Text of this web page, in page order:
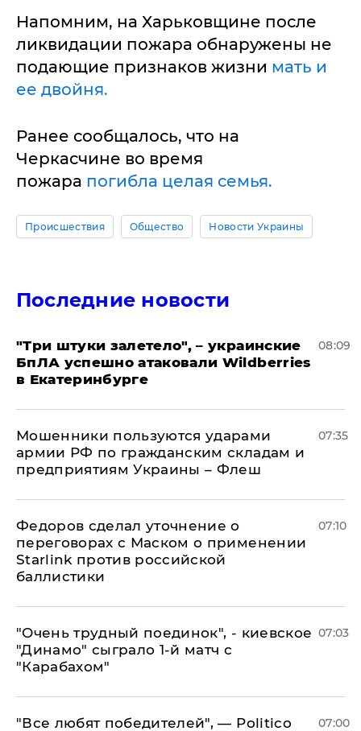
Напомним, на Харьковщине после
ликвидации пожара обнаружены не
подающие признаков жизни мать и
ее двойня.
Ранее сообщалось, что на
Черкасчине во время
пожара погибла целая семья.
Происшествия Общество Новости Украины
Последние новости
"Три штуки залетело", – украинские
БпЛА успешно атаковали Wildberries
в Екатеринбурге
08:09
Мошенники пользуются ударами
армии РФ по гражданским складам и
предприятиям Украины – Флеш
07:35
Федоров сделал уточнение о
переговорах с Маском о применении
Starlink против российской
баллистики
07:10
"Очень трудный поединок", - киевское
"Динамо" сыграло 1-й матч с
"Карабахом"
07:03
​"Все любят победителей", — Politico 07:00